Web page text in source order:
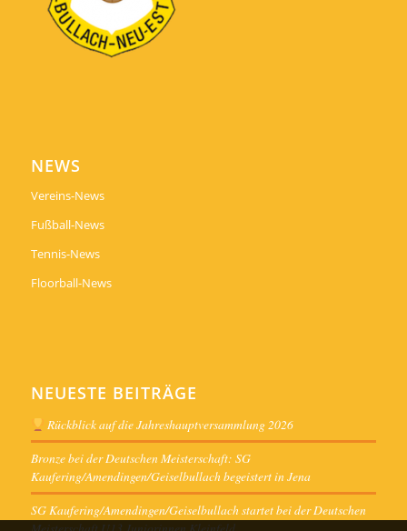
NEWS
Vereins-News
Fußball-News
Tennis-News
Floorball-News
NEUESTE BEITRÄGE
Rückblick auf die Jahreshauptversammlung 2026
Bronze bei der Deutschen Meisterschaft: SG
Kaufering/Amendingen/Geiselbullach begeistert in Jena
SG Kaufering/Amendingen/Geiselbullach startet bei der Deutschen